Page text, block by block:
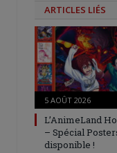
ARTICLES LIÉS
5 AOÛT 2026
L’AnimeLand
– Spécial
disponible !